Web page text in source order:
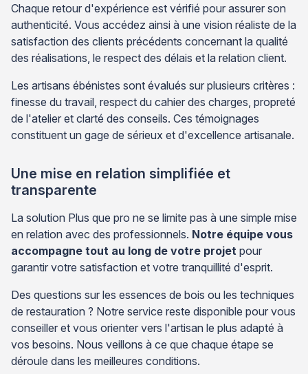
Chaque retour d'expérience est vérifié pour assurer son
authenticité. Vous accédez ainsi à une vision réaliste de la
satisfaction des clients précédents concernant la qualité
des réalisations, le respect des délais et la relation client.
Les artisans ébénistes sont évalués sur plusieurs critères :
finesse du travail, respect du cahier des charges, propreté
de l'atelier et clarté des conseils. Ces témoignages
constituent un gage de sérieux et d'excellence artisanale.
Une mise en relation simplifiée et
transparente
La solution Plus que pro ne se limite pas à une simple mise
en relation avec des professionnels. Notre équipe vous
accompagne tout au long de votre projet pour
garantir votre satisfaction et votre tranquillité d'esprit.
Des questions sur les essences de bois ou les techniques
de restauration ? Notre service reste disponible pour vous
conseiller et vous orienter vers l'artisan le plus adapté à
vos besoins. Nous veillons à ce que chaque étape se
déroule dans les meilleures conditions.